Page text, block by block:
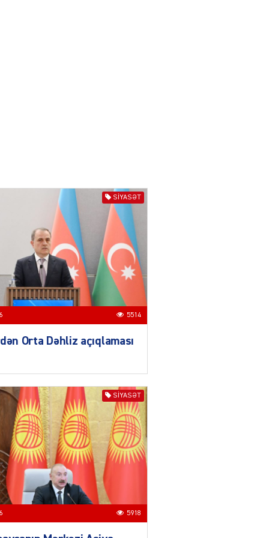
04.08.2026 4403
Cəza çəkən şəxs məhkum
yoldaşını buna görə
öldürüb…
04.08.2026 3018
Azərbaycanda sürücüsüz
nəqliyyat dövrü başlayır –
BELƏ işləyəcək
XİN rəhbərindən TRİPP
layihəsi ilə bağlı AÇIQLAMA
04.08.2026 4398
Müharibə Rusiyanın belini
bükür
04.08.2026 4013
SIYASƏT
5514
Orta Dəhliz açıqlaması
SIYASƏT
5918